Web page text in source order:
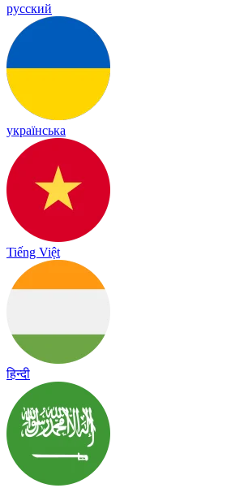
русский
українська
Tiếng Việt
हिन्दी